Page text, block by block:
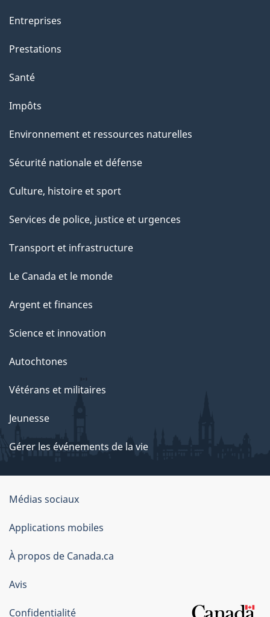
g
"
Entreprises
Prestations
Santé
Impôts
Environnement et ressources naturelles
Sécurité nationale et défense
Culture, histoire et sport
Services de police, justice et urgences
Transport et infrastructure
Le Canada et le monde
Argent et finances
Science et innovation
Autochtones
Vétérans et militaires
Jeunesse
Gérer les événements de la vie
Organisation
du
gouvernement
du
Canada
Médias sociaux
Applications mobiles
À propos de Canada.ca
Avis
Confidentialité